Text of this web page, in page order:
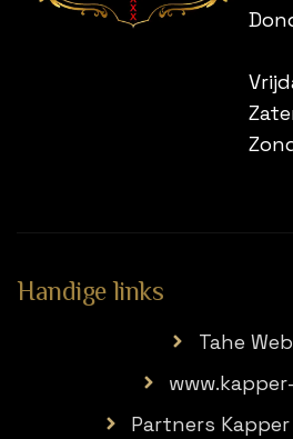
Handige links
Tahe
Partners